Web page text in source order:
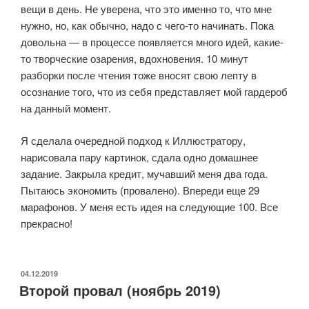
вещи в день. Не уверена, что это именно то, что мне
нужно, но, как обычно, надо с чего-то начинать. Пока
довольна — в процессе появляется много идей, какие-
то творческие озарения, вдохновения. 10 минут
разборки после чтения тоже вносят свою лепту в
осознание того, что из себя представляет мой гардероб
на данный момент.
Я сделала очередной подход к Иллюстратору,
нарисовала пару картинок, сдала одно домашнее
задание. Закрыла кредит, мучавший меня два года.
Пытаюсь экономить (провалено). Впереди еще 29
марафонов. У меня есть идея на следующие 100. Все
прекрасно!
ОПУБЛИКОВАНО
04.12.2019
Второй провал (ноябрь 2019)